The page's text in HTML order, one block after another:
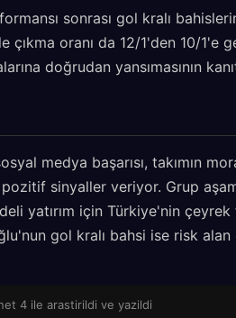
sonrası gol kralı
çıkma oranı da 12/1'den 10/1'e
doğrudan yansımasının
medya başarısı, takımın
sinyaller veriyor. Grup
yatırım için Türkiye'nin çeyrek
gol kralı bahsi ise risk alan
4 ile arastirildi ve yazildi